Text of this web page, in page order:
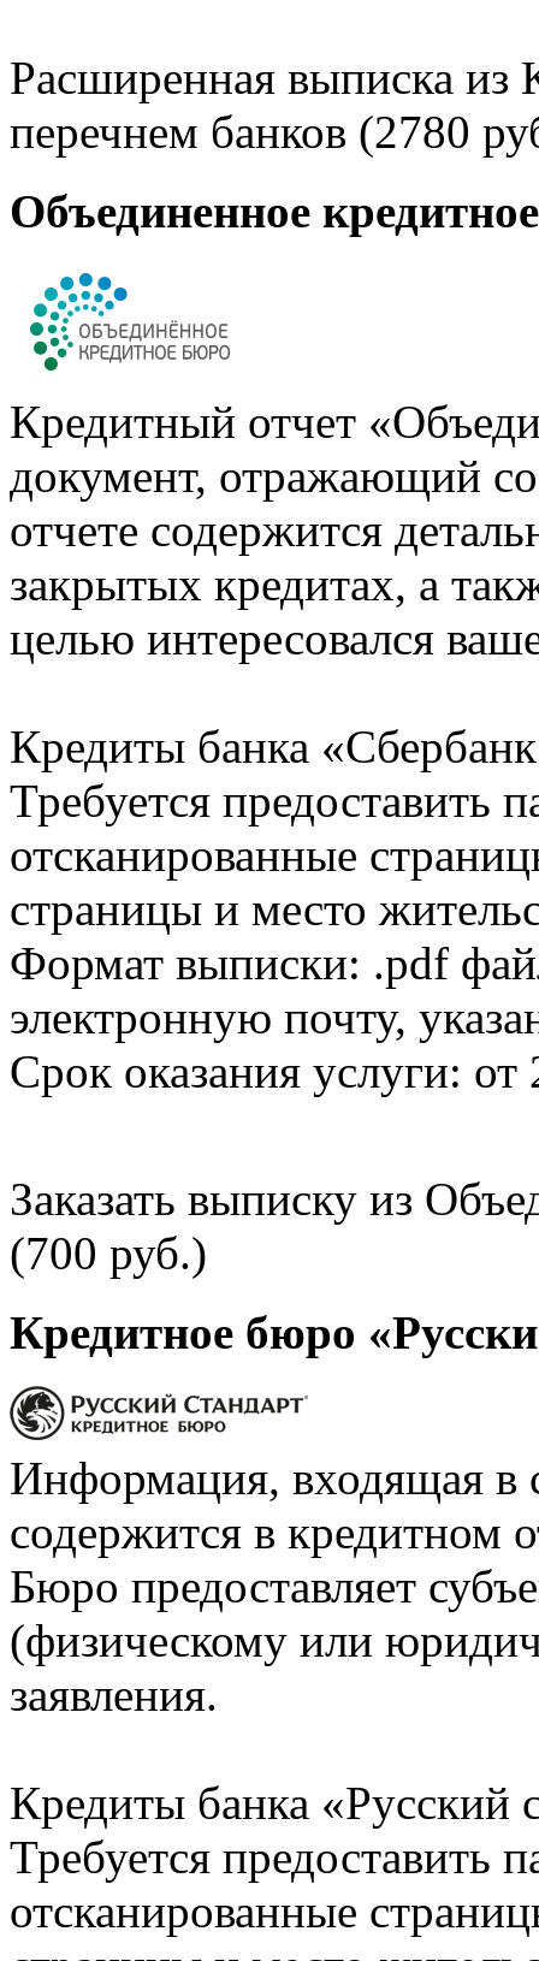
Расширенная выписка из
перечнем банков (2780
Объединенное
Кредитный отчет
документ, отражающий
отчете содержится
закрытых кредитах, а
целью интересовался
Кредиты банка
Требуется предоставить
отсканированные
страницы и место
Формат выписки: .pdf
электронную почту,
Срок оказания услуги: от
Заказать выписку из
(700 руб.)
Кредитное бюро
Информация, входящая в
содержится в кредитном
Бюро предоставляет
(физическому или
заявления.
Кредиты банка «Русский
Требуется предоставить
отсканированные